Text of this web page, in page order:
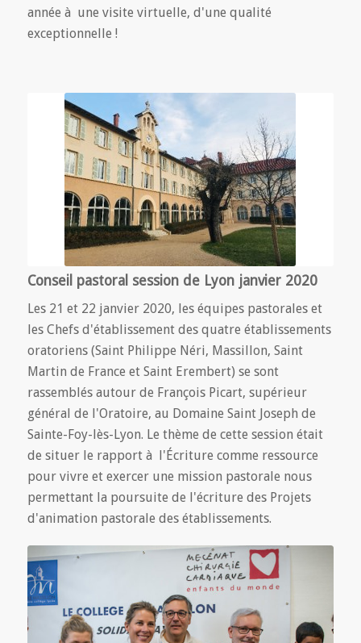
année à une visite virtuelle, d'une qualité
exceptionnelle !
Conseil pastoral session de Lyon janvier 2020
Les 21 et 22 janvier 2020, les équipes pastorales et
les Chefs d'établissement des quatre établissements
oratoriens (Saint Philippe Néri, Massillon, Saint
Martin de France et Saint Erembert) se sont
rassemblés autour de François Picart, supérieur
général de l'Oratoire, au Domaine Saint Joseph de
Sainte-Foy-lès-Lyon. Le thème de cette session était
de situer le rapport à l'Écriture comme ressource
pour vivre et exercer une mission pastorale nous
permettant la poursuite de l'écriture des Projets
d'animation pastorale des établissements.